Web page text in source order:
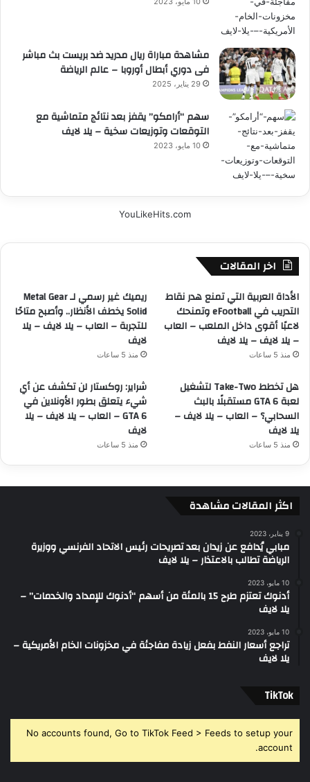
مشاهدة مباراة ريال مدريد ضد بريست بث مباشر
فى دوري أبطال أوروبا – عالم الرياضة
29 يناير، 2025
سهم “أرامكو” يقفز بعد نتائج متماشية مع
التوقعات وتوزيعات سخية – يلا لايف
10 مايو، 2023
YouLikeHits.com
اخر المقالات
الأداة العربية التي تمنع هدر نقاط
التدريب في eFootball وتمنحك
لاعبًا أقوى داخل الملعب – العاب
– يلا لايف – يلا لايف
منذ 5 ساعات
ريميك غير رسمي لـ Metal Gear
Solid يخطف الأنظار.. وأصبح متاحًا
للتجربة – العاب – يلا لايف – يلا
لايف
منذ 5 ساعات
هل تخطط Take-Two لتشغيل
لعبة GTA 6 مستقبلًا بالبث
السحابي؟ – العاب – يلا لايف –
يلا لايف
منذ 5 ساعات
شراير: روكستار لن تكشف عن أي
شيء يتعلق بطور الأونلاين في
GTA 6 – العاب – يلا لايف – يلا
لايف
منذ 5 ساعات
اكثر المقالات مشاهدة
9 يناير، 2023
مبابي يُدافع عن زيدان بعد تصريحات رئيس الاتحاد الفرنسي ووزيرة
الرياضة تطالب بالاعتذار – يلا لايف
10 مايو، 2023
أدنوك تعتزم طرح 15 بالمئة من أسهم “أدنوك للإمداد والخدمات” –
يلا لايف
10 مايو، 2023
تراجع أسعار النفط بفعل زيادة مفاجئة في مخزونات الخام الأمريكية –
يلا لايف
‫TikTok
No accounts found, Go to TikTok Feed > Feeds to setup your
account.